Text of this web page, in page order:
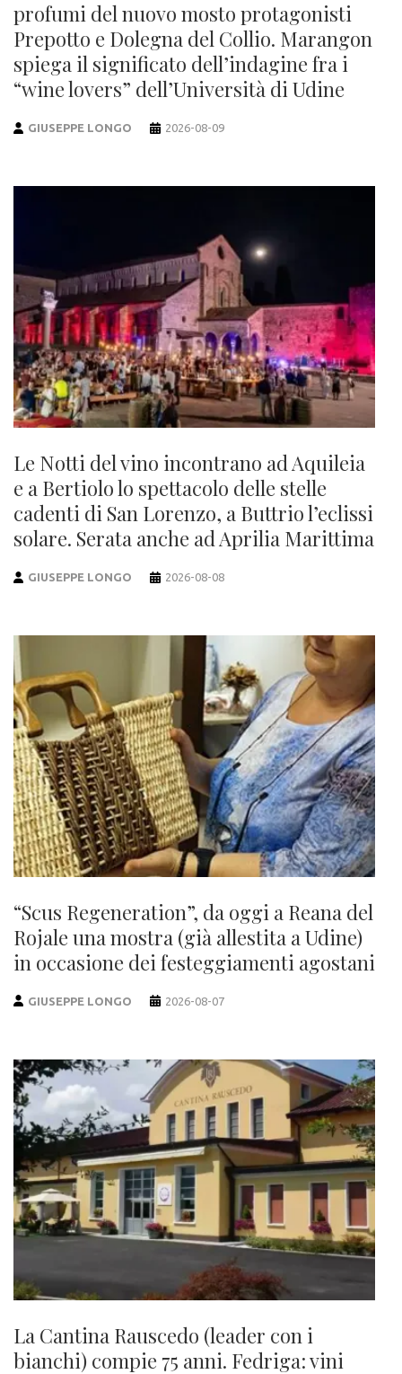
profumi del nuovo mosto protagonisti
Prepotto e Dolegna del Collio. Marangon
spiega il significato dell’indagine fra i
“wine lovers” dell’Università di Udine
GIUSEPPE LONGO 2026-08-09
Le Notti del vino incontrano ad Aquileia
e a Bertiolo lo spettacolo delle stelle
cadenti di San Lorenzo, a Buttrio l’eclissi
solare. Serata anche ad Aprilia Marittima
GIUSEPPE LONGO 2026-08-08
“Scus Regeneration”, da oggi a Reana del
Rojale una mostra (già allestita a Udine)
in occasione dei festeggiamenti agostani
GIUSEPPE LONGO 2026-08-07
La Cantina Rauscedo (leader con i
bianchi) compie 75 anni. Fedriga: vini